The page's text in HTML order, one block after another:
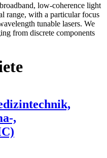
low-coherence light
range, with a particular focus
tunable lasers. We
from discrete components
,